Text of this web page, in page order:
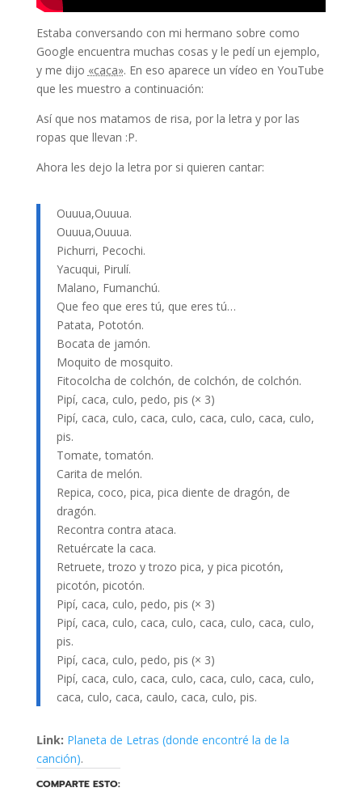
Estaba conversando con mi hermano sobre como
Google encuentra muchas cosas y le pedí un ejemplo,
y me dijo «caca». En eso aparece un vídeo en YouTube
que les muestro a continuación:
Así que nos matamos de risa, por la letra y por las
ropas que llevan :P.
Ahora les dejo la letra por si quieren cantar:
Ouuua,Ouuua.
Ouuua,Ouuua.
Pichurri, Pecochi.
Yacuqui, Pirulí.
Malano, Fumanchú.
Que feo que eres tú, que eres tú…
Patata, Pototón.
Bocata de jamón.
Moquito de mosquito.
Fitocolcha de colchón, de colchón, de colchón.
Pipí, caca, culo, pedo, pis (× 3)
Pipí, caca, culo, caca, culo, caca, culo, caca, culo,
pis.
Tomate, tomatón.
Carita de melón.
Repica, coco, pica, pica diente de dragón, de
dragón.
Recontra contra ataca.
Retuércate la caca.
Retruete, trozo y trozo pica, y pica picotón,
picotón, picotón.
Pipí, caca, culo, pedo, pis (× 3)
Pipí, caca, culo, caca, culo, caca, culo, caca, culo,
pis.
Pipí, caca, culo, pedo, pis (× 3)
Pipí, caca, culo, caca, culo, caca, culo, caca, culo,
caca, culo, caca, caulo, caca, culo, pis.
Link: Planeta de Letras (donde encontré la de la
canción).
COMPARTE ESTO: